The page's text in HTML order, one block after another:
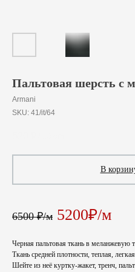
Пальтовая шерсть с
Armani
SKU: 41/it/64
В
6500 ₽/м 5200₽/м
Черная пальтовая ткань в меланжевую
Ткань средней плотности, теплая,
Шейте из неё куртку-жакет, тренч,